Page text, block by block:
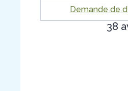
Demande de
38